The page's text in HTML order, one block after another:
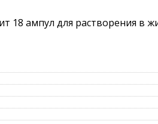
18 ампул для растворения в